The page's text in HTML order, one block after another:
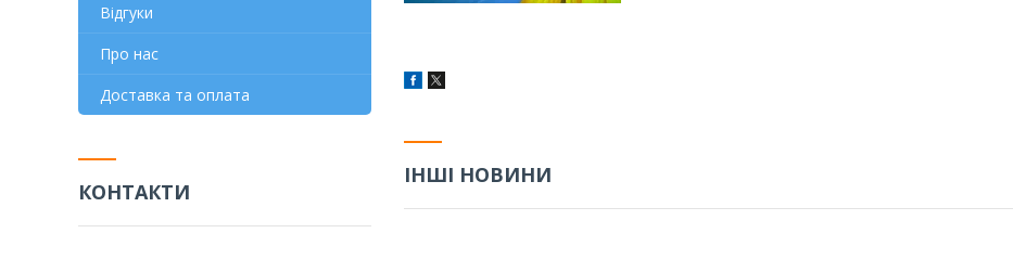
ІНШІ НОВИНИ
Відгуки
Про нас
Доставка та оплата
КОНТАКТИ